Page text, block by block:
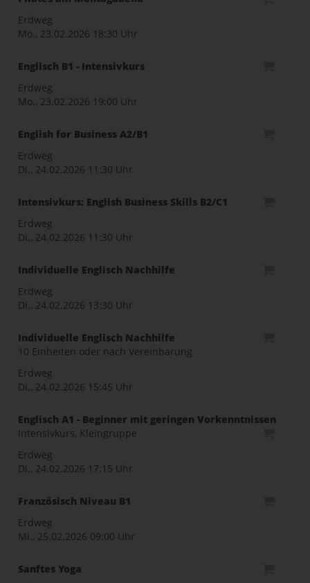
Erdweg
Mo., 23.02.2026 18:30 Uhr
Englisch B1 - Intensivkurs
Erdweg
Mo., 23.02.2026 19:00 Uhr
English for Business A2/B1
Erdweg
Di., 24.02.2026 11:30 Uhr
Intensivkurs: English Business Skills B2/C1
Erdweg
Di., 24.02.2026 11:30 Uhr
Individuelle Englisch Nachhilfe
Erdweg
Di., 24.02.2026 13:30 Uhr
Individuelle Englisch Nachhilfe
10 Einheiten oder nach Vereinbarung
Erdweg
Di., 24.02.2026 15:45 Uhr
Englisch A1 - Beginner mit geringen Vorkenntnissen
Intensivkurs, Kleingruppe
Erdweg
Di., 24.02.2026 17:15 Uhr
Französisch Niveau B1
Erdweg
Mi., 25.02.2026 09:00 Uhr
Sanftes Yoga